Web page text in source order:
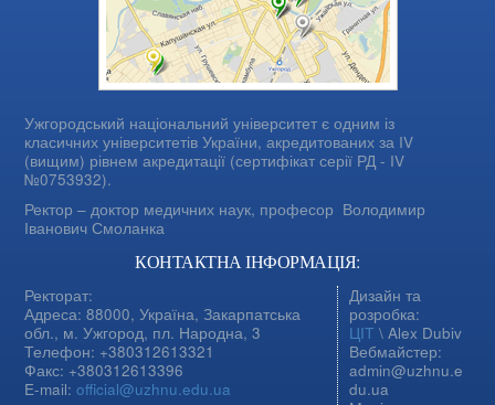
Ужгородський національний університет є одним із
класичних університетів України, акредитованих за IV
(вищим) рівнем акредитації (сертифікат серії РД - IV
№0753932).
Ректор – доктор медичних наук, професор Володимир
Іванович Смоланка
КОНТАКТНА ІНФОРМАЦІЯ:
Ректорат:
Адреса: 88000, Україна, Закарпатська
обл., м. Ужгород, пл. Народна, 3
Телефон: +380312613321
Факс: +380312613396
E-mail:official@uzhnu.edu.ua
Дизайн та
розробка:
ЦІТ \ Alex Dubiv
Вебмайстер:
admin@uzhnu.e
du.ua